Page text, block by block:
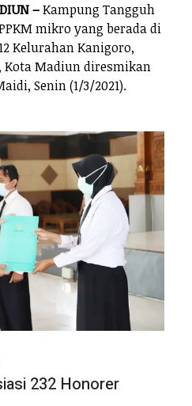
–Kampung Tangguh
mikro yang berada di
Kelurahan Kanigoro,
Kota Madiun diresmikan
Senin (1/3/2021).
232 Honorer